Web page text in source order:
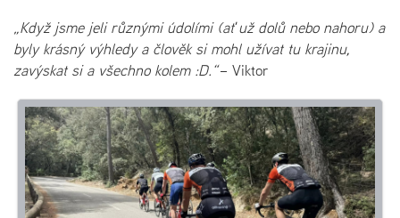
„Když jsme jeli různými údolími (ať už dolů nebo nahoru) a
byly krásný výhledy a člověk si mohl užívat tu krajinu,
zavýskat si a všechno kolem :D.“– Viktor